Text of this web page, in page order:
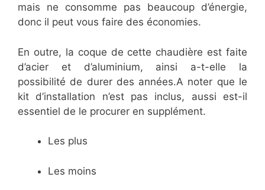
mais ne consomme pas beaucoup d’énergie,
donc il peut vous faire des économies.
En outre, la coque de cette chaudière est faite
d’acier et d’aluminium, ainsi a-t-elle la
possibilité de durer des années.A noter que le
kit d’installation n’est pas inclus, aussi est-il
essentiel de le procurer en supplément.
Les plus
Les moins